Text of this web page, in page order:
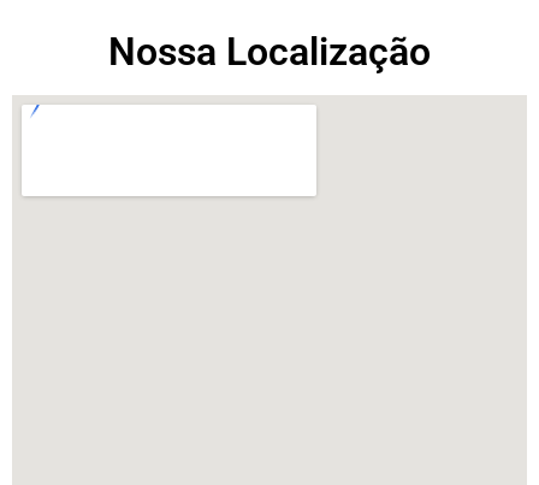
Nossa Localização